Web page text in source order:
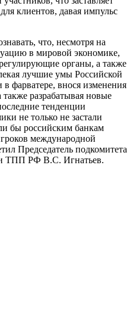
клиентов, давая импульс
что, несмотря на
в мировой экономике,
органы, а также
лучшие умы Российской
фарватере, внося изменения
разрабатывая новые
тенденции
не только не застали
бы российским банкам
международной
Председатель подкомитета
ТПП РФ В.С. Игнатьев.